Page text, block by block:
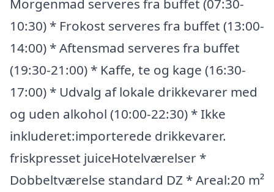
Morgenmad serveres fra buffet (07:30-
10:30) * Frokost serveres fra buffet (13:00-
14:00) * Aftensmad serveres fra buffet
(19:30-21:00) * Kaffe, te og kage (16:30-
17:00) * Udvalg af lokale drikkevarer med
og uden alkohol (10:00-22:30) * Ikke
inkluderet:importerede drikkevarer.
friskpresset juiceHotelværelser *
Dobbeltværelse standard DZ * Areal:20 m²